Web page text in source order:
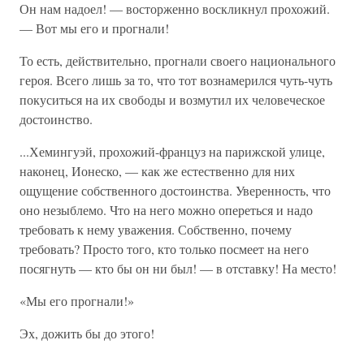
Он нам надоел! — восторженно воскликнул прохожий.
— Вот мы его и прогнали!
То есть, действительно, прогнали своего национального
героя. Всего лишь за то, что тот вознамерился чуть-чуть
покуситься на их свободы и возмутил их человеческое
достоинство.
...Хемингуэй, прохожий-француз на парижской улице,
наконец, Ионеско, — как же естественно для них
ощущение собственного достоинства. Уверенность, что
оно незыблемо. Что на него можно опереться и надо
требовать к нему уважения. Собственно, почему
требовать? Просто того, кто только посмеет на него
посягнуть — кто бы он ни был! — в отставку! На место!
«Мы его прогнали!»
Эх, дожить бы до этого!